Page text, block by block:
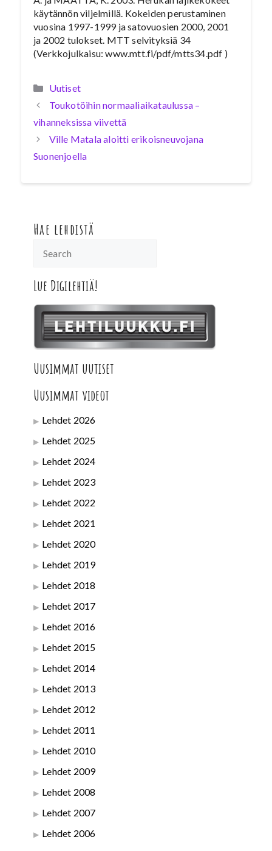
käytännön viljelmillä. Kokeiden perustaminen
vuosina 1997-1999 ja satovuosien 2000, 2001
ja 2002 tulokset. MTT selvityksiä 34
(Verkkojulkaisu: www.mtt.fi/pdf/mtts34.pdf )
Kategoriat
Uutiset
Toukotöihin normaaliaikataulussa –
vihanneksissa viivettä
Ville Matala aloitti erikoisneuvojana
Suonenjoella
Hae lehdistä
Lue Digilehtiä!
Uusimmat uutiset
Uusimmat videot
Lehdet 2026
Lehdet 2025
Lehdet 2024
Lehdet 2023
Lehdet 2022
Lehdet 2021
Lehdet 2020
Lehdet 2019
Lehdet 2018
Lehdet 2017
Lehdet 2016
Lehdet 2015
Lehdet 2014
Lehdet 2013
Lehdet 2012
Lehdet 2011
Lehdet 2010
Lehdet 2009
Lehdet 2008
Lehdet 2007
Lehdet 2006